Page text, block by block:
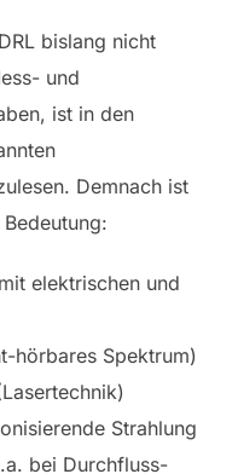
bislang nicht
und
ist in den
Demnach ist
elektrischen und
hörbares Spektrum)
Strahlung
bei Durchfluss-